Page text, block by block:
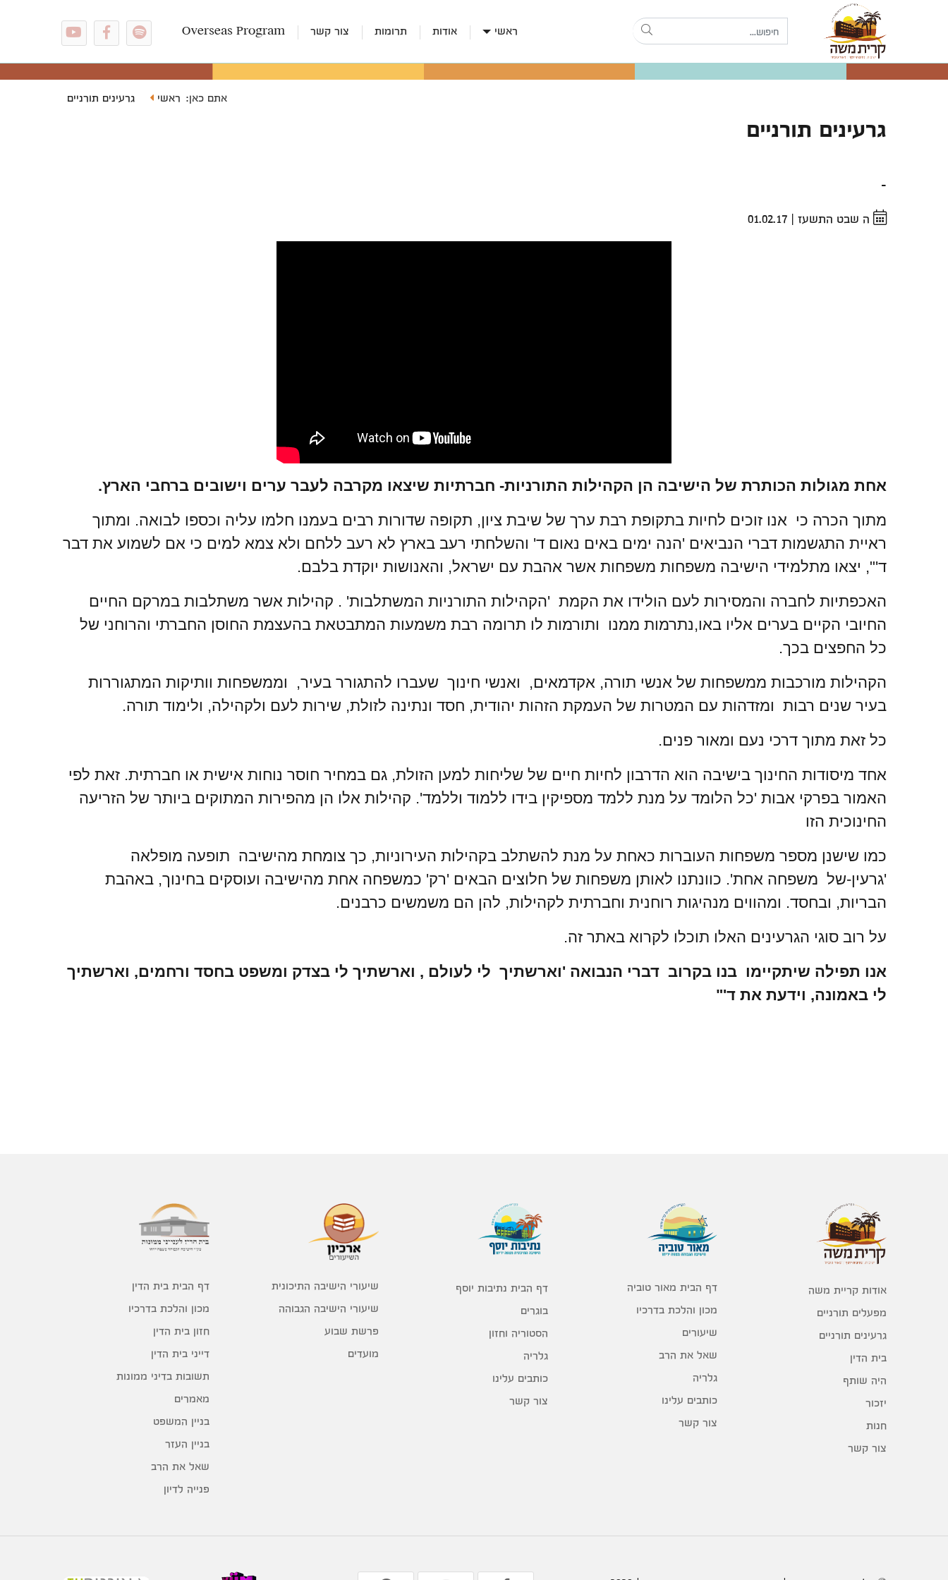
ראשי אודות תרומות צור קשר Overseas Program
אתם כאן: ראשי גרעינים תורניים
גרעינים תורניים
-
ה שבט התשעז |
01.02.17
אחת מגולות הכותרת של הישיבה הן הקהילות התורניות- חברתיות שיצאו מקרבה לעבר ערים וישובים ברחבי הארץ.
מתוך הכרה כי אנו זוכים לחיות בתקופת רבת ערך של שיבת ציון, תקופה שדורות רבים בעמנו חלמו עליה וכספו לבואה. ומתוך
ראיית התגשמות דברי הנביאים 'הנה ימים באים נאום ד' והשלחתי רעב בארץ לא רעב ללחם ולא צמא למים כי אם לשמוע את דבר
ד'", יצאו מתלמידי הישיבה משפחות משפחות אשר אהבת עם ישראל, והאנושות יוקדת בלבם.
האכפתיות לחברה והמסירות לעם הולידו את הקמת 'הקהילות התורניות המשתלבות' . קהילות אשר משתלבות במרקם החיים
החיובי הקיים בערים אליו באו,נתרמות ממנו ותורמות לו תרומה רבת משמעות המתבטאת בהעצמת החוסן החברתי והרוחני של
כל החפצים בכך.
הקהילות מורכבות ממשפחות של אנשי תורה, אקדמאים, ואנשי חינוך שעברו להתגורר בעיר, וממשפחות וותיקות המתגוררות
בעיר שנים רבות ומזדהות עם המטרות של העמקת הזהות יהודית, חסד ונתינה לזולת, שירות לעם ולקהילה, ולימוד תורה.
כל זאת מתוך דרכי נעם ומאור פנים.
אחד מיסודות החינוך בישיבה הוא הדרבון לחיות חיים של שליחות למען הזולת, גם במחיר חוסר נוחות אישית או חברתית. זאת לפי
האמור בפרקי אבות 'כל הלומד על מנת ללמד מספיקין בידו ללמוד וללמד'. קהילות אלו הן מהפירות המתוקים ביותר של הזריעה
החינוכית הזו
כמו שישנן מספר משפחות העוברות כאחת על מנת להשתלב בקהילות העירוניות, כך צומחת מהישיבה תופעה מופלאה
'גרעין-של משפחה אחת'. כוונתנו לאותן משפחות של חלוצים הבאים 'רק' כמשפחה אחת מהישיבה ועוסקים בחינוך, באהבת
הבריות, ובחסד. ומהווים מנהיגות רוחנית וחברתית לקהילות, להן הם משמשים כרבנים.
על רוב סוגי הגרעינים האלו תוכלו לקרוא באתר זה.
אנו תפילה שיתקיימו בנו בקרוב דברי הנבואה 'וארשתיך לי לעולם , וארשתיך לי בצדק ומשפט בחסד ורחמים, וארשתיך
לי באמונה, וידעת את ד'"
אודות קריית משה
מפעלים תורניים
גרעינים תורניים
בית הדין
היה שותף
יזכור
חנות
צור קשר
דף הבית מאור טוביה
מכון והלכת בדרכיו
שיעורים
שאל את הרב
גלריה
כותבים עלינו
צור קשר
דף הבית נתיבות יוסף
בוגרים
הסטוריה וחזון
גלריה
כותבים עלינו
צור קשר
שיעורי הישיבה התיכונית
שיעורי הישיבה הגבוהה
פרשת שבוע
מועדים
דף הבית בית הדין
מכון והלכת בדרכיו
חזון בית הדין
דייני בית הדין
תשובות בדיני ממונות
מאמרים
בניין המשפט
בניין העזר
שאל את הרב
פנייה לדיון